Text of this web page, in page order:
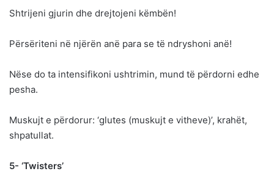
Shtrijeni gjurin dhe drejtojeni këmbën!
Përsëriteni në njërën anë para se të ndryshoni anë!
Nëse do ta intensifikoni ushtrimin, mund të përdorni edhe
pesha.
Muskujt e përdorur: ‘glutes (muskujt e vitheve)’, krahët,
shpatullat.
5- ‘Twisters’